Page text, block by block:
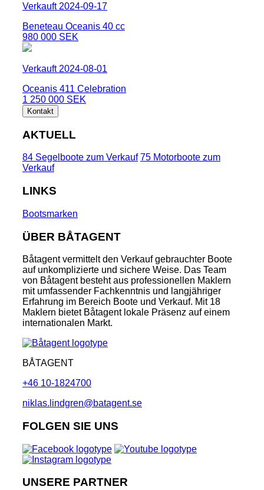
Verkauft 2024-09-17
Beneteau Oceanis 40 cc
980 000 SEK
Verkauft 2024-08-01
Oceanis 411 Celebration
1 250 000 SEK
Kontakt
AKTUELL
84 Segelboote zum Verkauf 75 Motorboote zum
Verkauf
LINKS
Bootsmarken
ÜBER BÅTAGENT
Båtagent vermittelt den Verkauf gebrauchter Boote
auf unkomplizierte und sichere Weise. Das Team
von Båtagent besteht aus professionellen Maklern
mit umfassender Fachkenntnis und langjähriger
Erfahrung im Bereich Boote und Verkauf. Mit 18
Maklern bietet Båtagent lokale Präsenz auf einem
internationalen Markt.
BÅTAGENT
+46 10-1824700
niklas.lindgren@batagent.se
FOLGEN SIE UNS
UNSERE PARTNER